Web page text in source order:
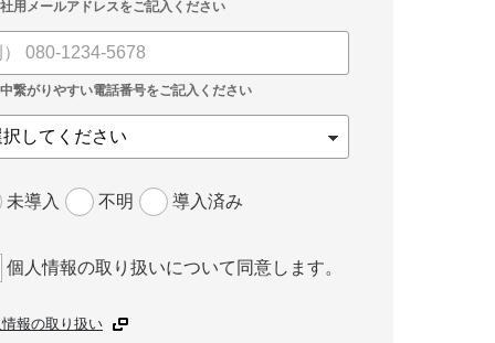
未導入 不明 導入済み
個人情報の取り扱いについて同意します。
報の取り扱い